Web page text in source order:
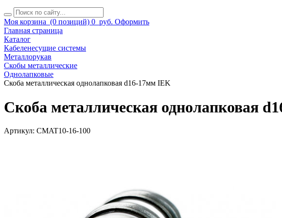
Моя корзина (0 позиций) 0 руб. Оформить
Главная страница
Каталог
Кабеленесущие системы
Металлорукав
Скобы металлические
Однолапковые
Скоба металлическая однолапковая d16-17мм IEK
Скоба металлическая однолапковая
Артикул: CMAT10-16-100